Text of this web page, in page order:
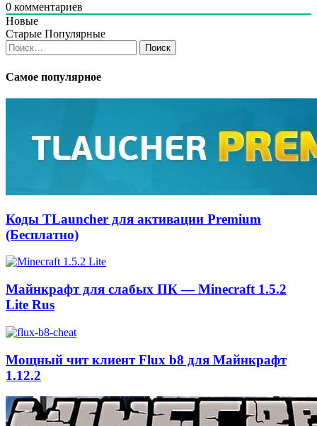
0 комментариев
Новые
Старые Популярные
Найти:
Самое популярное
Коды TLauncher для активации Premium
(Бесплатно)
Майнкрафт для слабых ПК — Minecraft 1.5.2
Lite Rus
Мощный чит клиент Flux b8 для Майнкрафт
1.12.2